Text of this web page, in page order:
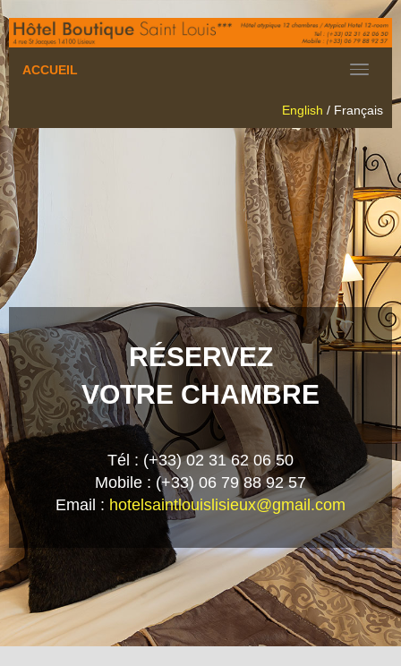
ACCUEIL
English / Français
RÉSERVEZ
VOTRE CHAMBRE
Tél : (+33) 02 31 62 06 50
Mobile : (+33) 06 79 88 92 57
Email : hotelsaintlouislisieux@gmail.com